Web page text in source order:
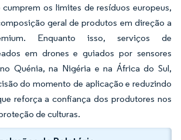
os limites de resíduos europeus,
geral de produtos em direção a
Enquanto isso, serviços de
em drones e guiados por sensores
Quénia, na Nigéria e na África do Sul,
do momento de aplicação e reduzindo
reforça a confiança dos produtores nos
de culturas.